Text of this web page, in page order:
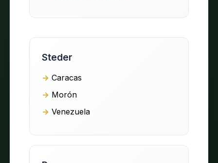
Steder
Caracas
Morón
Venezuela